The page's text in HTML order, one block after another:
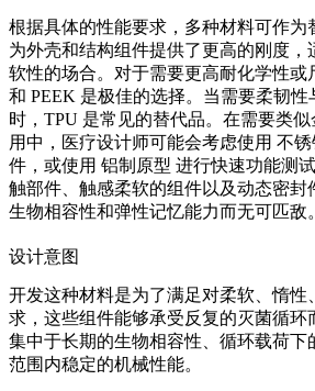
根据具体的性能要求，多种材料可作为
为外壳和结构组件提供了更高的刚度，
软性的场合。对于需要更高耐化学性或
和 PEEK 是极佳的选择。当需要柔韧性
时， TPU 是常见的替代品。在需要类
用中，医疗设计师可能会考虑使用 不锈
件，或使用 铝制原型 进行快速功能测
触部件、触感柔软的组件以及动态密封
生物相容性和弹性记忆能力而无可匹敌。
设计意图
开发这种材料是为了满足对柔软、惰性
求，这些组件能够承受反复的灭菌循环
集中于长期的生物相容性、循环载荷下
范围内稳定的机械性能。